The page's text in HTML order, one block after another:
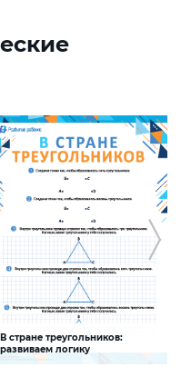
В стране треугольников:
развиваем логику